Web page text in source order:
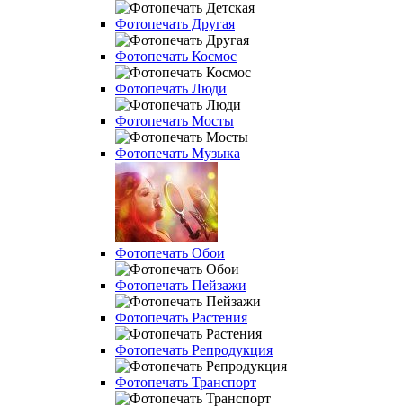
Фотопечать Другая
Фотопечать Космос
Фотопечать Люди
Фотопечать Мосты
Фотопечать Музыка
Фотопечать Обои
Фотопечать Пейзажи
Фотопечать Растения
Фотопечать Репродукция
Фотопечать Транспорт